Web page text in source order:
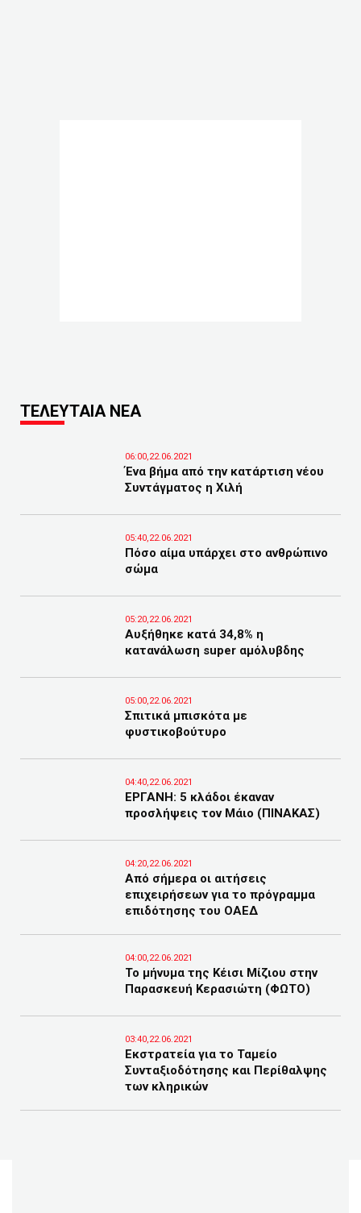
ΤΕΛΕΥΤΑΙΑ ΝΕΑ
06:00,22.06.2021
Ένα βήμα από την κατάρτιση νέου
Συντάγματος η Χιλή
05:40,22.06.2021
Πόσο αίμα υπάρχει στο ανθρώπινο
σώμα
05:20,22.06.2021
Αυξήθηκε κατά 34,8% η
κατανάλωση super αμόλυβδης
05:00,22.06.2021
Σπιτικά μπισκότα με
φυστικοβούτυρο
04:40,22.06.2021
ΕΡΓΑΝΗ: 5 κλάδοι έκαναν
προσλήψεις τον Μάιο (ΠΙΝΑΚΑΣ)
04:20,22.06.2021
Από σήμερα οι αιτήσεις
επιχειρήσεων για το πρόγραμμα
επιδότησης του ΟΑΕΔ
04:00,22.06.2021
Το μήνυμα της Κέισι Μίζιου στην
Παρασκευή Κερασιώτη (ΦΩΤΟ)
03:40,22.06.2021
Εκστρατεία για το Ταμείο
Συνταξιοδότησης και Περίθαλψης
των κληρικών